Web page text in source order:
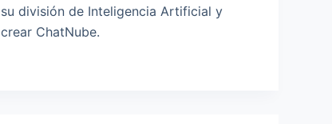
su división de Inteligencia Artificial y
crear ChatNube.